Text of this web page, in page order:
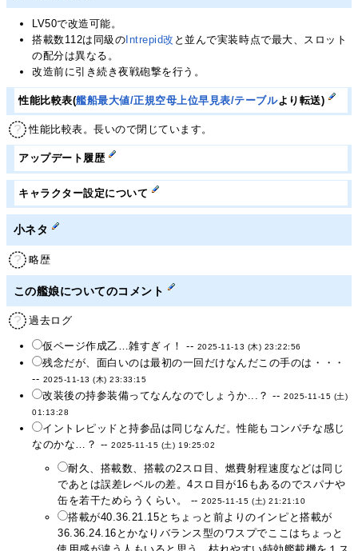
LV50で改造可能。
搭載数112は同級のIntrepid改 と並んで実装時点で最大、スロット
の配分は異なる。
改造前に引き続き夜戦砲撃を行う。
性能比較表(艦船最大値/正規空母上位早見表/テーブルより転送)
性能比較表。長いので閉じています。
アップデート履歴
キャラクター設定について
小ネタ
略歴
この艦娘についてのコメント
過去ログ
仮ページ作成乙…雑すぎィ！ -- 2025-11-13 (木) 23:22:56
残念だが、面白いのは最初の一回だけなんだこの手のは・・・
-- 2025-11-13 (木) 23:33:15
改装後の持参装備ってなんなのでしょうか...？ --2025-11-15 (土)
01:13:28
イントレピッドと持参品は同じなんだ。性能もコンパチな感じ
なのかな…？ --2025-11-15 (土) 19:25:02
耐久、搭載数、搭載の2スロ目、燃費射程速度などは同じ
であとは誤差レベルの差。4スロ目が16もあるのでスパナや
缶を若干ためらうくらい。 --2025-11-15 (土) 21:21:10
搭載が40.36.21.15とちょっと前よりのインピと搭載が
36.36.24.16とかなりバランス型のワスプでここはちょっと